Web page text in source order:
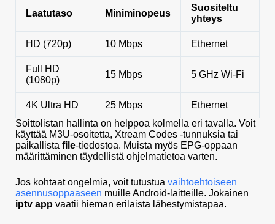
Laatutaso Miniminopeus
Suositeltu
yhteys
HD (720p) 10 Mbps Ethernet
Full HD
(1080p)
15 Mbps 5 GHz Wi-Fi
4K Ultra HD 25 Mbps
Ethernet
Soittolistan hallinta on helppoa kolmella eri tavalla. Voit
käyttää M3U-osoitetta, Xtream Codes -tunnuksia tai
paikallista file-tiedostoa. Muista myös EPG-oppaan
määrittäminen täydellistä ohjelmatietoa varten.
Jos kohtaat ongelmia, voit tutustua vaihtoehtoiseen
asennusoppaaseen muille Android-laitteille. Jokainen
iptv app vaatii hieman erilaista lähestymistapaa.